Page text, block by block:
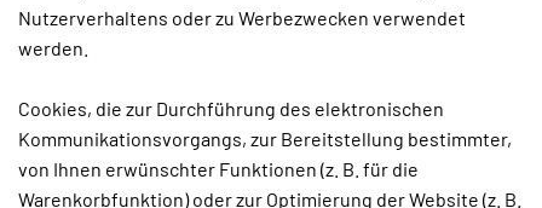
Nutzerverhaltens oder zu Werbezwecken verwendet
werden.
Cookies, die zur Durchführung des elektronischen
Kommunikationsvorgangs, zur Bereitstellung bestimmter,
von Ihnen erwünschter Funktionen (z. B. für die
Warenkorbfunktion) oder zur Optimierung der Website (z. B.